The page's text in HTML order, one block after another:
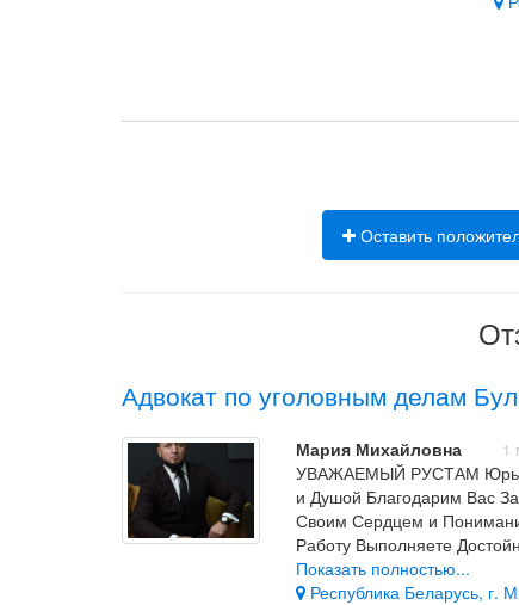
Оставить
Адвокат по уголовным делам
Мария Михайловна 1
УВАЖАЕМЫЙ РУСТАМ
и Душой Благодарим Вас
Своим Сердцем и
Работу Выполняете
ПЕРЕЖИВАЕТЕ За Судьбу
БОГА. Ещё Раз Благодарим
Показать полностью...
Республика Беларусь, г.